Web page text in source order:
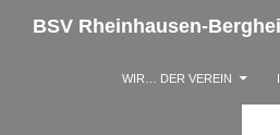
Inhalt
BSV Rheinhausen-
WIR… DER VEREIN